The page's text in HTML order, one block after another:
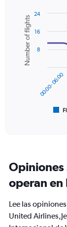
axis
displaying
values.
Range:
Combination
chart
with
data
series.
6
The
has
2
Chart
graphic.
Number of flights
00:00 - 06:00
8
16
24
Opiniones
operan en
Lee las
United